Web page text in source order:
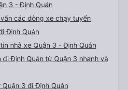
3 - Định Quán
các dòng xe chạy tuyến
Định Quán
nhà xe Quận 3 - Định Quán
Định Quán từ Quận 3 nhanh và
3 đi Định Quán